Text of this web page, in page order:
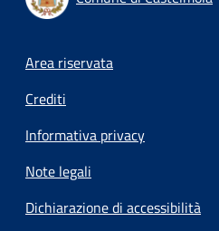
Footer menu
Area riservata
Crediti
Informativa privacy
Note legali
Dichiarazione di accessibilità